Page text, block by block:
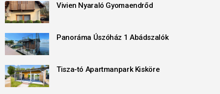
Vivien Nyaraló Gyomaendrőd
Panoráma Úszóház 1 Abádszalók
Tisza-tó Apartmanpark Kisköre